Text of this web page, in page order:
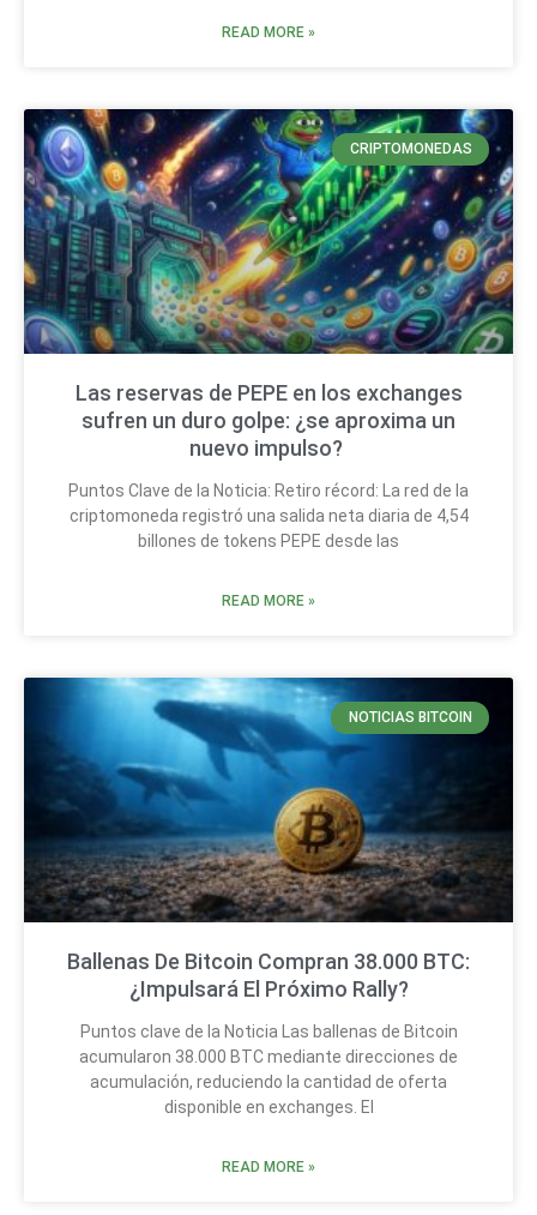
READ MORE »
CRIPTOMONEDAS
Las reservas de PEPE en los exchanges
sufren un duro golpe: ¿se aproxima un
nuevo impulso?
Puntos Clave de la Noticia: Retiro récord: La red de la
criptomoneda registró una salida neta diaria de 4,54
billones de tokens PEPE desde las
READ MORE »
NOTICIAS BITCOIN
Ballenas De Bitcoin Compran 38.000 BTC:
¿Impulsará El Próximo Rally?
Puntos clave de la Noticia Las ballenas de Bitcoin
acumularon 38.000 BTC mediante direcciones de
acumulación, reduciendo la cantidad de oferta
disponible en exchanges. El
READ MORE »